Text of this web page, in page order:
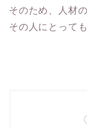
そのため、人材
その人にとって